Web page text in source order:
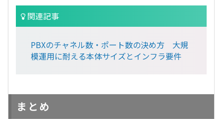
関連記事
PBXのチャネル数・ポート数の決め方 大規
模運用に耐える本体サイズとインフラ要件
まとめ